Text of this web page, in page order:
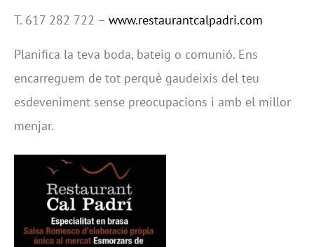
T. 617 282 722 – www.restaurantcalpadri.com
Planifica la teva boda, bateig o comunió. Ens
encarreguem de tot perquè gaudeixis del teu
esdeveniment sense preocupacions i amb el millor
menjar.